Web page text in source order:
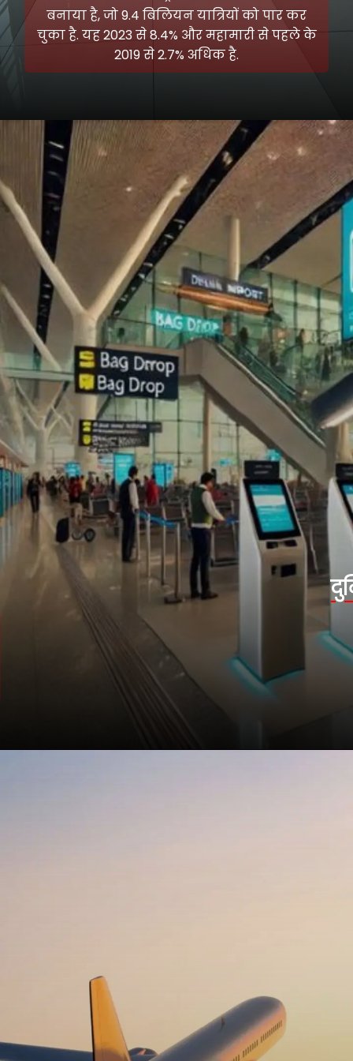
दुनिया के सबसे बिजी एयरपोर्ट
दुनिया के सबसे व्यस्त एयरपोर्ट में पहला नंबर
अटलांटा एयरपोर्ट (US) है जो 10.8 करोड़ यात्री का
संभालता है. वहीं, दूसरे नंबर पर दुबई एयरपोर्ट और
तीसरे पर फोर्ट वर्थ हवाई अड्डा है.